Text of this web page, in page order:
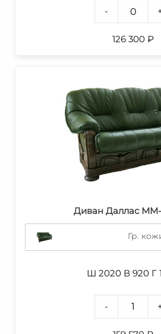
-
126 300 ₽
Диван Даллас
Гр.
Ш 2020 В 920 Г
-